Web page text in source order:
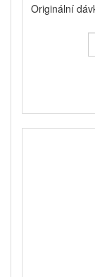
Originální